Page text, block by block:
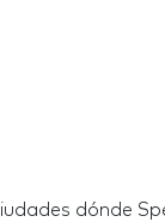
dónde